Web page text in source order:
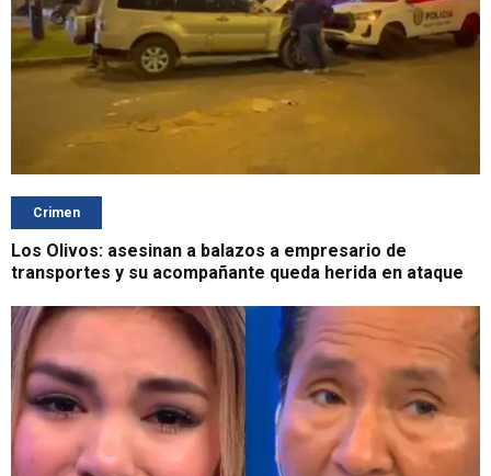
Crimen
Los Olivos: asesinan a balazos a empresario de
transportes y su acompañante queda herida en ataque